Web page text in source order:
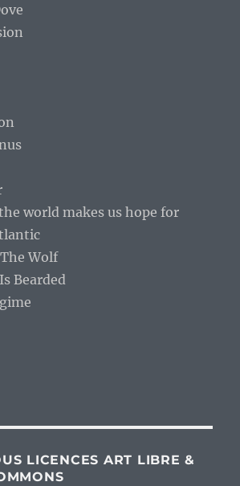
world makes us hope for
Wolf
Bearded
LICENCES ART LIBRE &